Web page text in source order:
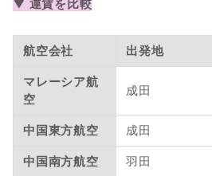
▼ 運賃を比較
航空会社 出発地
マレーシア航
空
成田
中国東方航空 成田
中国南方航空 羽田